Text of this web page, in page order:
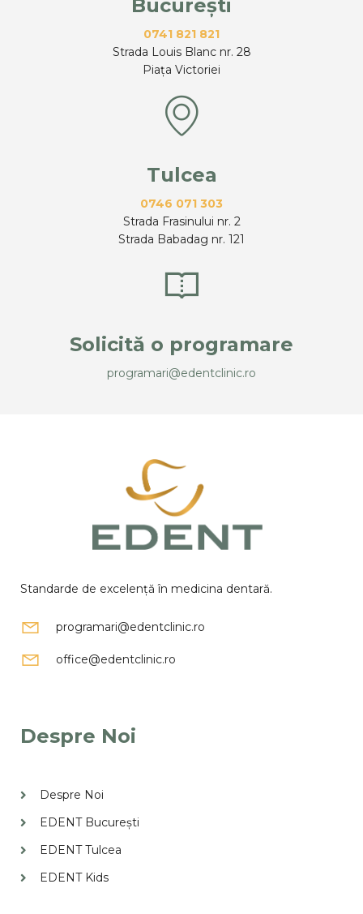
București
0741 821 821
Strada Louis Blanc nr. 28
Piața Victoriei
Tulcea
0746 071 303
Strada Frasinului nr. 2
Strada Babadag nr. 121
Solicită o programare
programari@edentclinic.ro
Standarde de excelență în medicina dentară.
programari@edentclinic.ro
office@edentclinic.ro
Despre Noi
Despre Noi
EDENT București
EDENT Tulcea
EDENT Kids